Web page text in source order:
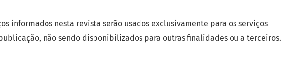
informados nesta revista serão usados exclusivamente para os serviços
não sendo disponibilizados para outras finalidades ou a terceiros.